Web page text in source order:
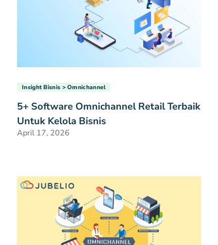
Insight Bisnis Omnichannel
5+ Software Omnichannel Retail Terbaik
Untuk Kelola Bisnis
April 17, 2026